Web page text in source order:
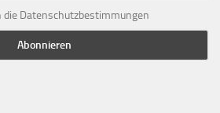
die Datenschutzbestimmungen